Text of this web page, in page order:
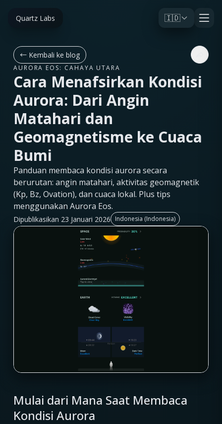
Quartz Labs 🇮🇩
← Kembali ke blog
AURORA EOS: CAHAYA UTARA
Cara Menafsirkan Kondisi
Aurora: Dari Angin
Matahari dan
Geomagnetisme ke Cuaca
Bumi
Panduan membaca kondisi aurora secara
berurutan: angin matahari, aktivitas geomagnetik
(Kp, Bz, Ovation), dan cuaca lokal. Plus tips
menggunakan Aurora Eos.
Dipublikasikan 23 Januari 2026 Indonesia (Indonesia)
Mulai dari Mana Saat Membaca
Kondisi Aurora